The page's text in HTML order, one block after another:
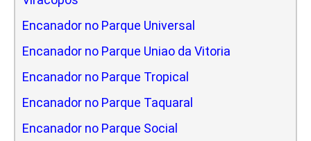
Encanador no Parque Universal
Encanador no Parque Uniao da Vitoria
Encanador no Parque Tropical
Encanador no Parque Taquaral
Encanador no Parque Social